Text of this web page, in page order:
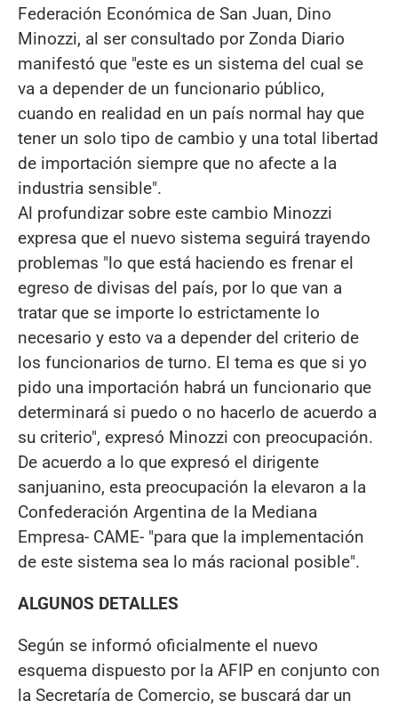
Federación Económica de San Juan, Dino
Minozzi, al ser consultado por Zonda Diario
manifestó que "este es un sistema del cual se
va a depender de un funcionario público,
cuando en realidad en un país normal hay que
tener un solo tipo de cambio y una total libertad
de importación siempre que no afecte a la
industria sensible".
Al profundizar sobre este cambio Minozzi
expresa que el nuevo sistema seguirá trayendo
problemas "lo que está haciendo es frenar el
egreso de divisas del país, por lo que van a
tratar que se importe lo estrictamente lo
necesario y esto va a depender del criterio de
los funcionarios de turno. El tema es que si yo
pido una importación habrá un funcionario que
determinará si puedo o no hacerlo de acuerdo a
su criterio", expresó Minozzi con preocupación.
De acuerdo a lo que expresó el dirigente
sanjuanino, esta preocupación la elevaron a la
Confederación Argentina de la Mediana
Empresa- CAME- "para que la implementación
de este sistema sea lo más racional posible".
ALGUNOS DETALLES
Según se informó oficialmente el nuevo
esquema dispuesto por la AFIP en conjunto con
la Secretaría de Comercio, se buscará dar un